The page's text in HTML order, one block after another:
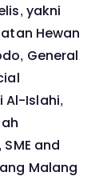
yakni
Hewan
General
Al-Islahi,
and
Malang